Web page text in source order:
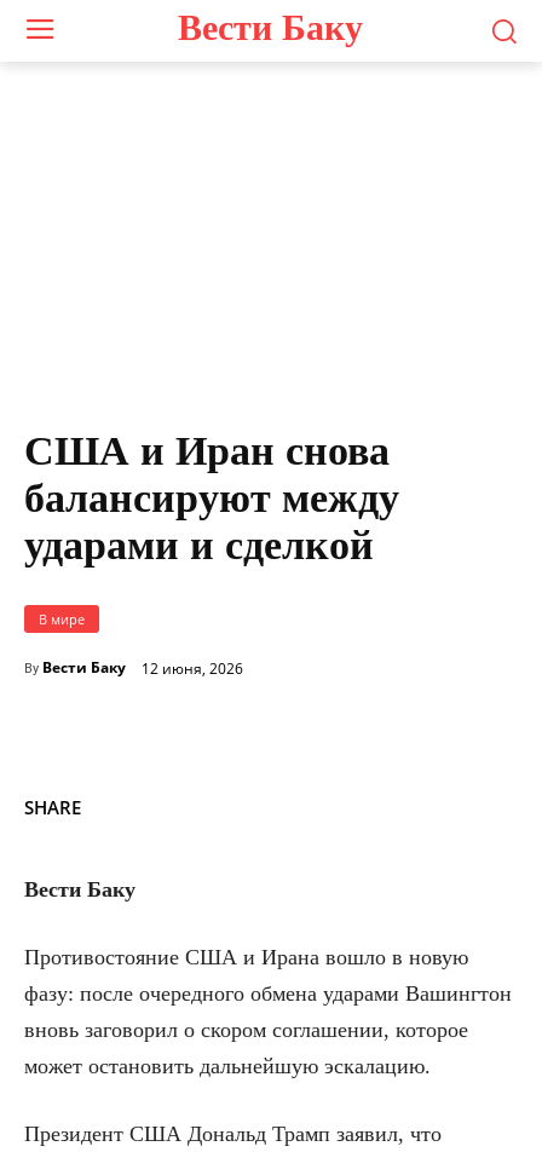
Вести Баку
США и Иран снова
балансируют между
ударами и сделкой
В мире
By Вести Баку 12 июня, 2026
SHARE
Вести Баку
Противостояние США и Ирана вошло в новую
фазу: после очередного обмена ударами Вашингтон
вновь заговорил о скором соглашении, которое
может остановить дальнейшую эскалацию.
Президент США Дональд Трамп заявил, что